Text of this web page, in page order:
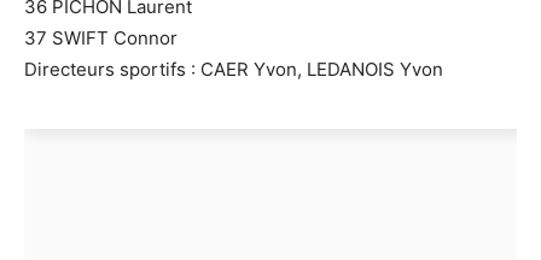
36 PICHON Laurent
37 SWIFT Connor
Directeurs sportifs : CAER Yvon, LEDANOIS Yvon